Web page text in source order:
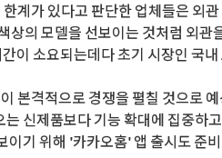
계가 있다고 판단한 업체들은 외
상의 모델을 선보이는 것처럼 외
이 소요되는데다 초기 시장인 국
본격적으로 경쟁을 펼칠 것으로
신제품보다 기능 확대에 집중하
기 위해 '카카오홈' 앱 출시도 준